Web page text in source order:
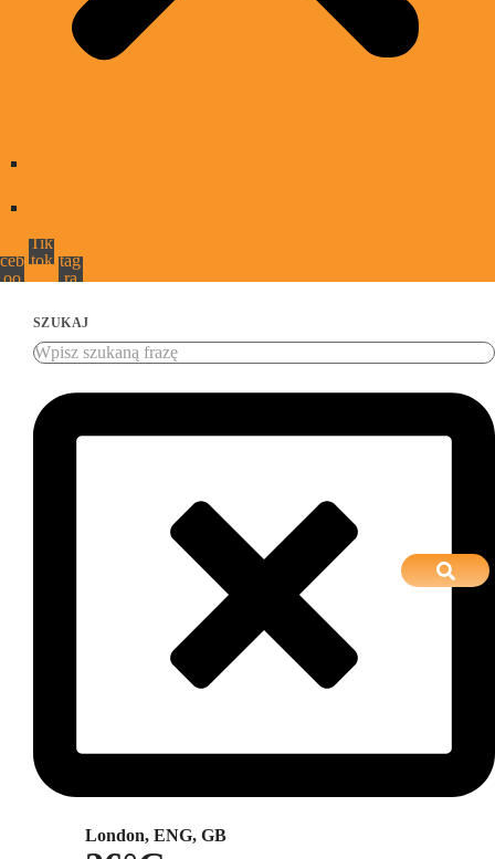
ceb
oo
Tik
tok tag
ra
SZUKAJ
London, ENG, GB